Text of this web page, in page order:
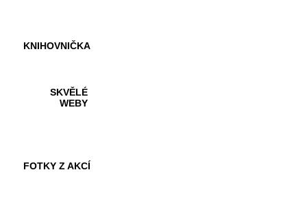
KNIHOVNIČKA
SKVĚLÉ
WEBY
FOTKY Z AKCÍ